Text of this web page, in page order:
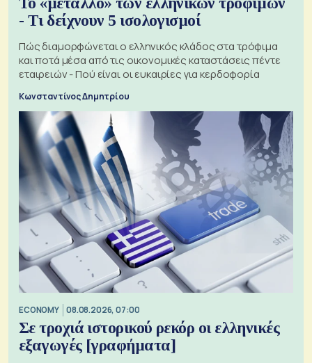
- Τι δείχνουν 5 ισολογισμοί
Πώς διαμορφώνεται ο ελληνικός κλάδος στα τρόφιμα
και ποτά μέσα από τις οικονομικές καταστάσεις πέντε
εταιρειών - Πού είναι οι ευκαιρίες για κερδοφορία
Κωνσταντίνος Δημητρίου
ECONOMY 08.08.2026, 07:00
Σε τροχιά ιστορικού ρεκόρ οι ελληνικές
εξαγωγές [γραφήματα]